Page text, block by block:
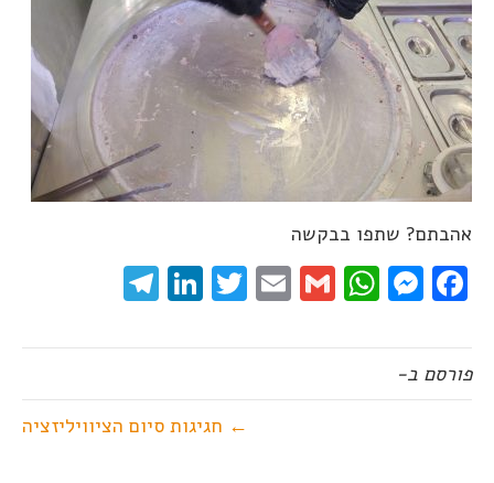
אהבתם? שתפו בבקשה
Facebook
Messenger
WhatsApp
Gmail
Email
Twitter
LinkedIn
פורסם ב-
← חגיגות סיום הציוויליזציה